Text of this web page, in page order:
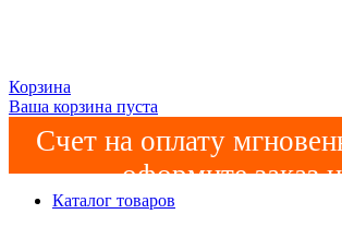
Корзина
Ваша корзина пуста
Счет на оплату
оформите заказ
сформирует счет!
Каталог товаров